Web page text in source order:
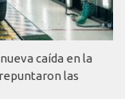
caída en la
las